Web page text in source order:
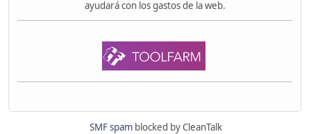
ayudará con los gastos de la web.
SMF spamblocked by CleanTalk